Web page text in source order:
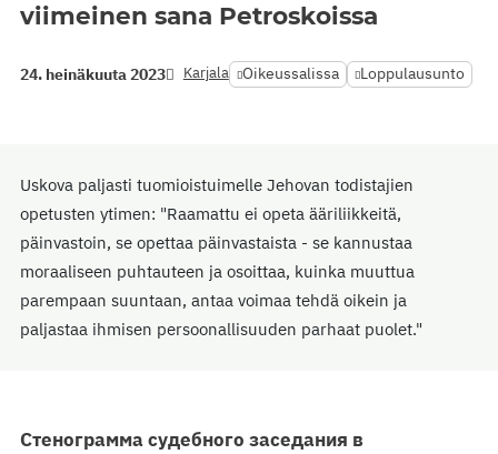
viimeinen sana Petroskoissa
24. heinäkuuta 2023 Karjala Oikeussalissa Loppulausunto
Uskova paljasti tuomioistuimelle Jehovan todistajien
opetusten ytimen: "Raamattu ei opeta ääriliikkeitä,
päinvastoin, se opettaa päinvastaista - se kannustaa
moraaliseen puhtauteen ja osoittaa, kuinka muuttua
parempaan suuntaan, antaa voimaa tehdä oikein ja
paljastaa ihmisen persoonallisuuden parhaat puolet."
Стенограмма судебного заседания в